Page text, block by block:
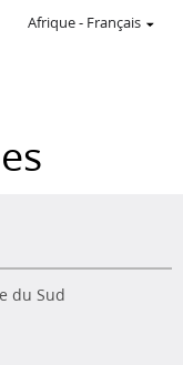
Afrique- Français
du Sud